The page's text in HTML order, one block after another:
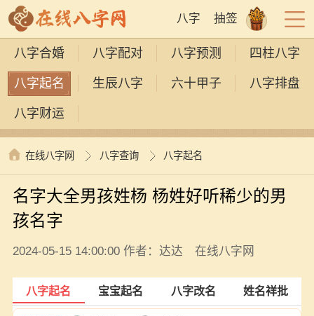
八字 抽签
八字合婚 八字配对 八字预测 四柱八字
八字起名 生辰八字 六十甲子 八字排盘
八字财运
在线八字网 八字查询 八字起名
名字大全男孩姓杨 杨姓好听稀少的男
孩名字
2024-05-15 14:00:00 作者：达达 在线八字网
八字起名 宝宝起名 八字改名 姓名祥批